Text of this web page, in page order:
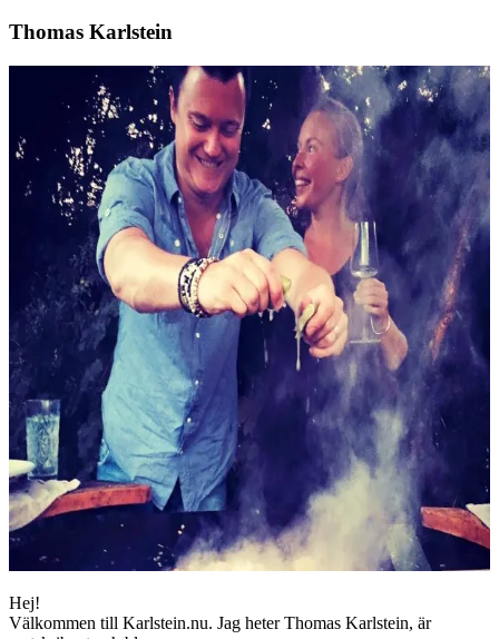
Thomas Karlstein
Hej!
Välkommen till Karlstein.nu. Jag heter Thomas Karlstein, är